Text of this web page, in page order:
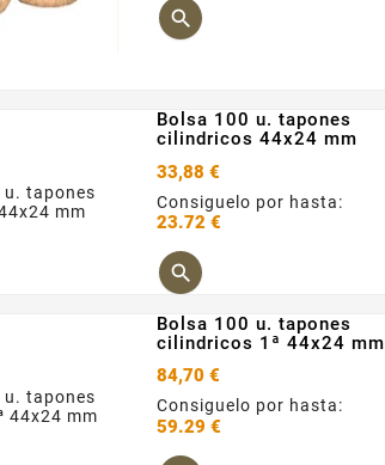

Bolsa 100 u. tapones
cilindricos 44x24 mm
33,88 €
Consiguelo por hasta:
23.72 €

Bolsa 100 u. tapones
cilindricos 1ª 44x24 mm
84,70 €
Consiguelo por hasta:
59.29 €